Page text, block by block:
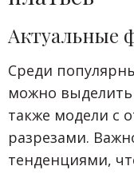
Актуальные
Среди
можно выделить
также модели с
разрезами.
тенденциями,